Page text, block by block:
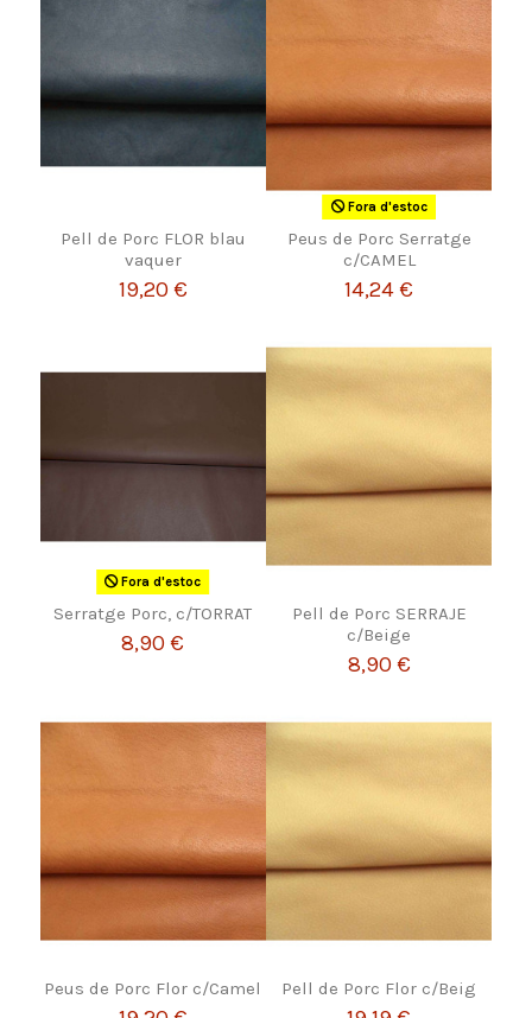
Pell de Porc FLOR blau
vaquer
19,20 €
Fora d'estoc
Peus de Porc Serratge
c/CAMEL
14,24 €
Fora d'estoc
Serratge Porc, c/TORRAT
8,90 €
Pell de Porc SERRAJE
c/Beige
8,90 €
Peus de Porc Flor c/Camel Pell de Porc Flor c/Beig